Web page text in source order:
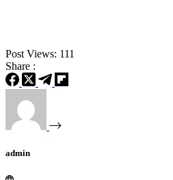
Post Views: 111
Share :
admin